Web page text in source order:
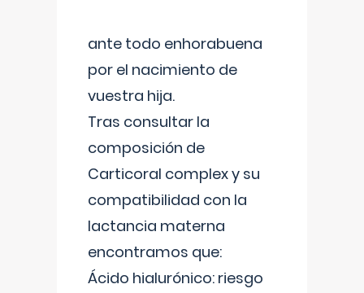
ante todo enhorabuena
por el nacimiento de
vuestra hija.
Tras consultar la
composición de
Carticoral complex y su
compatibilidad con la
lactancia materna
encontramos que:
Ácido hialurónico: riesgo